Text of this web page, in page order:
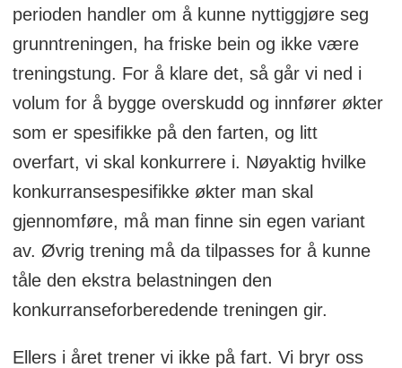
perioden handler om å kunne nyttiggjøre seg
grunntreningen, ha friske bein og ikke være
treningstung. For å klare det, så går vi ned i
volum for å bygge overskudd og innfører økter
som er spesifikke på den farten, og litt
overfart, vi skal konkurrere i. Nøyaktig hvilke
konkurransespesifikke økter man skal
gjennomføre, må man finne sin egen variant
av. Øvrig trening må da tilpasses for å kunne
tåle den ekstra belastningen den
konkurranseforberedende treningen gir.
Ellers i året trener vi ikke på fart. Vi bryr oss